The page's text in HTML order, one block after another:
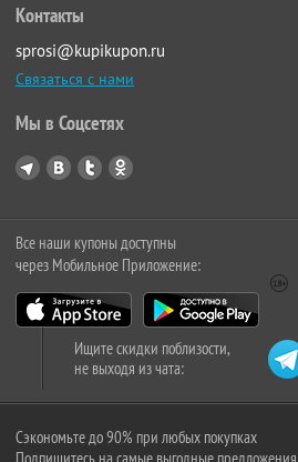
Контакты
sprosi@kupikupon.ru
Связаться с нами
Мы в Соцсетях
Все наши купоны доступны
через Мобильное Приложение:
Ищите скидки поблизости,
не выходя из чата:
Сэкономьте до 90% при любых покупках
Подпишитесь на самые выгодные предложения